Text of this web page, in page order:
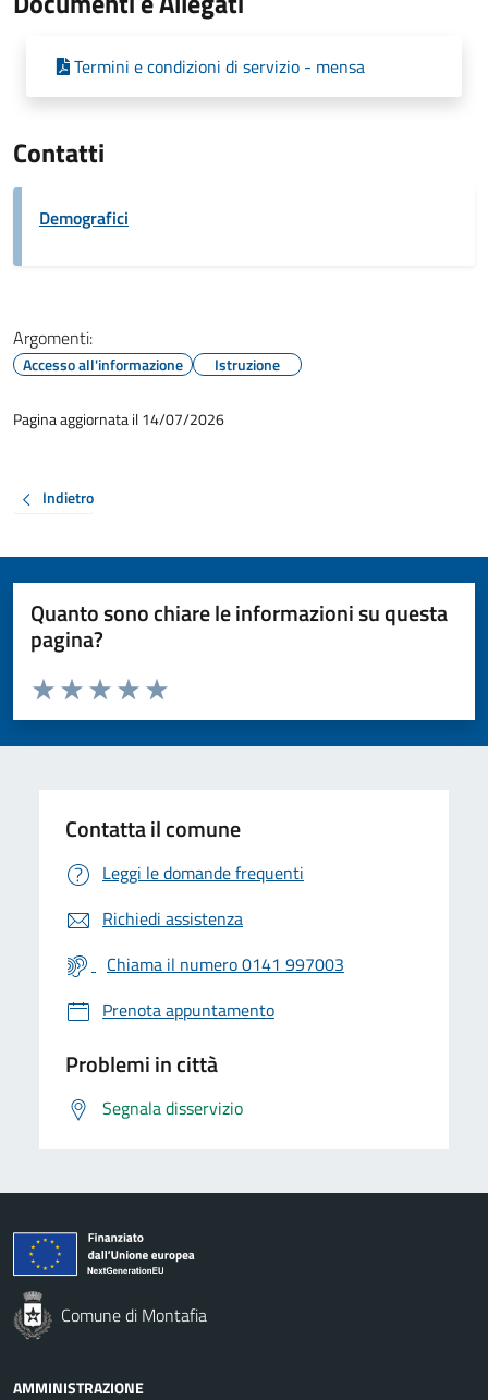
Termini e condizioni di servizio - mensa
Contatti
Demografici
Argomenti:
Accesso all'informazione Istruzione
Pagina aggiornata il 14/07/2026
Indietro
Quanto sono chiare le informazioni su questa
pagina?
Valuta da 1 a 5 stelle la pagina
Valuta 5 stelle su 5
Valuta 4 stelle su 5
Valuta 3 stelle su 5
Valuta 2 stelle su 5
Valuta 1 stelle su 5
Contatta il comune
Leggi le domande frequenti
Richiedi assistenza
Chiama il numero 0141 997003
Prenota appuntamento
Problemi in città
Segnala disservizio
Comune di Montafia
AMMINISTRAZIONE